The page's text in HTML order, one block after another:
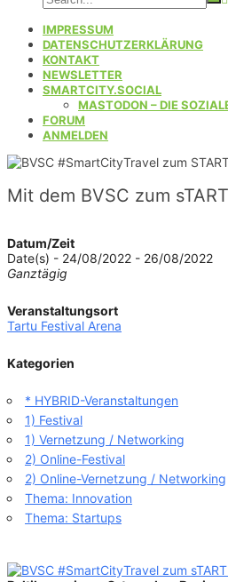
IMPRESSUM
DATENSCHUTZERKLÄRUNG
KONTAKT
NEWSLETTER
SMARTCITY.SOCIAL
MASTODON – DIE
FORUM
ANMELDEN
Mit dem BVSC zum
Datum/Zeit
Date(s) - 24/08/2022 - 26/08/2022
Ganztägig
Veranstaltungsort
Tartu Festival Arena
Kategorien
* HYBRID-Veranstaltungen
1) Festival
1) Vernetzung / Networking
2) Online-Festival
2) Online-Vernetzung / Networking
Thema: Innovation
Thema: Startups